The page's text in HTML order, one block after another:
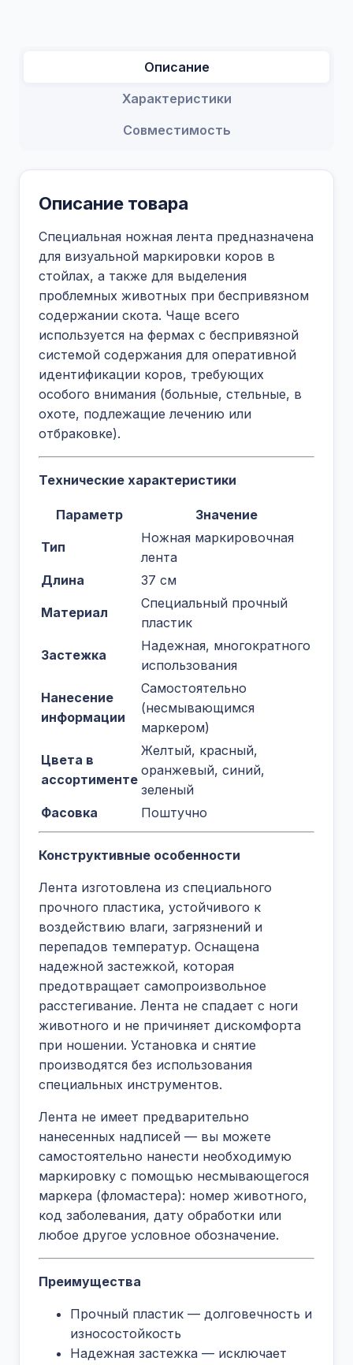
Описание
Характеристики
Совместимость
Описание товара
Специальная ножная лента предназначена
для визуальной маркировки коров в
стойлах, а также для выделения
проблемных животных при беспривязном
содержании скота. Чаще всего
используется на фермах с беспривязной
системой содержания для оперативной
идентификации коров, требующих
особого внимания (больные, стельные, в
охоте, подлежащие лечению или
отбраковке).
Технические характеристики
Параметр Значение
Тип
Ножная маркировочная
лента
Длина
37 см
Материал
Специальный прочный
пластик
Застежка
Надежная, многократного
использования
Нанесение
информации
Самостоятельно
(несмывающимся
маркером)
Цвета в
ассортименте
Желтый, красный,
оранжевый, синий,
зеленый
Фасовка
Поштучно
Конструктивные особенности
Лента изготовлена из специального
прочного пластика, устойчивого к
воздействию влаги, загрязнений и
перепадов температур. Оснащена
надежной застежкой, которая
предотвращает самопроизвольное
расстегивание. Лента не спадает с ноги
животного и не причиняет дискомфорта
при ношении. Установка и снятие
производятся без использования
специальных инструментов.
Лента не имеет предварительно
нанесенных надписей — вы можете
самостоятельно нанести необходимую
маркировку с помощью несмывающегося
маркера (фломастера): номер животного,
код заболевания, дату обработки или
любое другое условное обозначение.
Преимущества
Прочный пластик — долговечность и
износостойкость
Надежная застежка — исключает